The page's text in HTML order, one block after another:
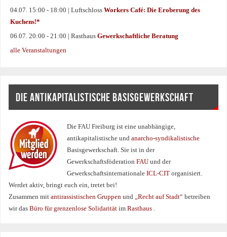
04.07. 15:00 - 18:00 | LuftschlossWorkers Café: Die Eroberung des
Kuchens!*
06.07. 20:00 - 21:00 | RasthausGewerkschaftliche Beratung
alle Veranstaltungen
DIE ANTIKAPITALISTISCHE BASISGEWERKSCHAFT
Die FAU Freiburg ist eine un­abhängige,
antikapitalistische undanarcho-syndikalistische
Basisgewerkschaft. Sie ist in der
GewerkschaftsföderationFAUund der
Gewerkschaftsinternationale ICL-CITorganisiert.
Werdet aktiv, bringt euch ein, tretet bei!
Zusammen mitantirassistischen Gruppenund „Recht auf Stadt“betreiben
wir dasBüro für grenzenlose SolidaritätimRasthaus .